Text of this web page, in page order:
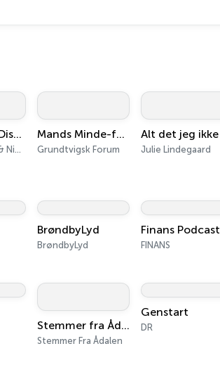
Hverdagens Diskussioner
Stefan Wibling & Niclas Vingaard
Mands Minde-foredrag
Grundtvigsk Forum Julie Lindegaard
BrøndbyLyd
BrøndbyLyd
Finans Podcast
FINANS
Stemmer fra Ådalen
Stemmer Fra Ådalen
Genstart
DR